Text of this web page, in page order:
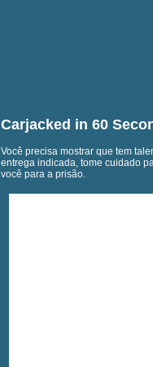
Carjacked in 60
Você precisa mostrar que tem
entrega indicada, tome cuidado
você para a prisão.